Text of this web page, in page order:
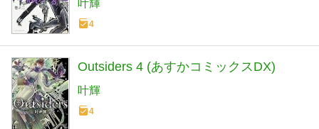
叶輝
4
Outsiders 4 (あすかコミックスDX)
叶輝
4